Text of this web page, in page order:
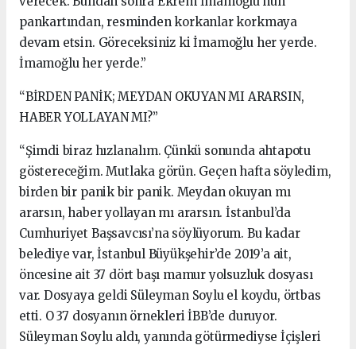
pankartından, resminden korkanlar korkmaya
devam etsin. Göreceksiniz ki İmamoğlu her yerde.
İmamoğlu her yerde.”
“BİRDEN PANİK; MEYDAN OKUYAN MI ARARSIN,
HABER YOLLAYAN MI?”
“Şimdi biraz hızlanalım. Çünkü sonunda ahtapotu
göstereceğim. Mutlaka görün. Geçen hafta söyledim,
birden bir panik bir panik. Meydan okuyan mı
ararsın, haber yollayan mı ararsın. İstanbul’da
Cumhuriyet Başsavcısı’na söylüyorum. Bu kadar
belediye var, İstanbul Büyükşehir’de 2019’a ait,
öncesine ait 37 dört başı mamur yolsuzluk dosyası
var. Dosyaya geldi Süleyman Soylu el koydu, örtbas
etti. O 37 dosyanın örnekleri İBB’de duruyor.
Süleyman Soylu aldı, yanında götürmediyse İçişleri